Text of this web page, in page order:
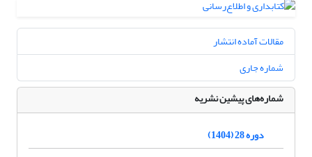
مقالات آماده انتشار
شماره جاری
شماره‌های پیشین نشریه
دوره 28 (1404)